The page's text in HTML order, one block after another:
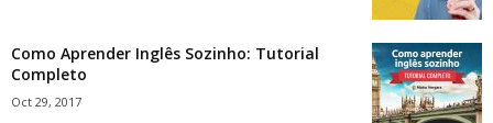
Como Aprender Inglês Sozinho: Tutorial
Completo
Oct 29, 2017